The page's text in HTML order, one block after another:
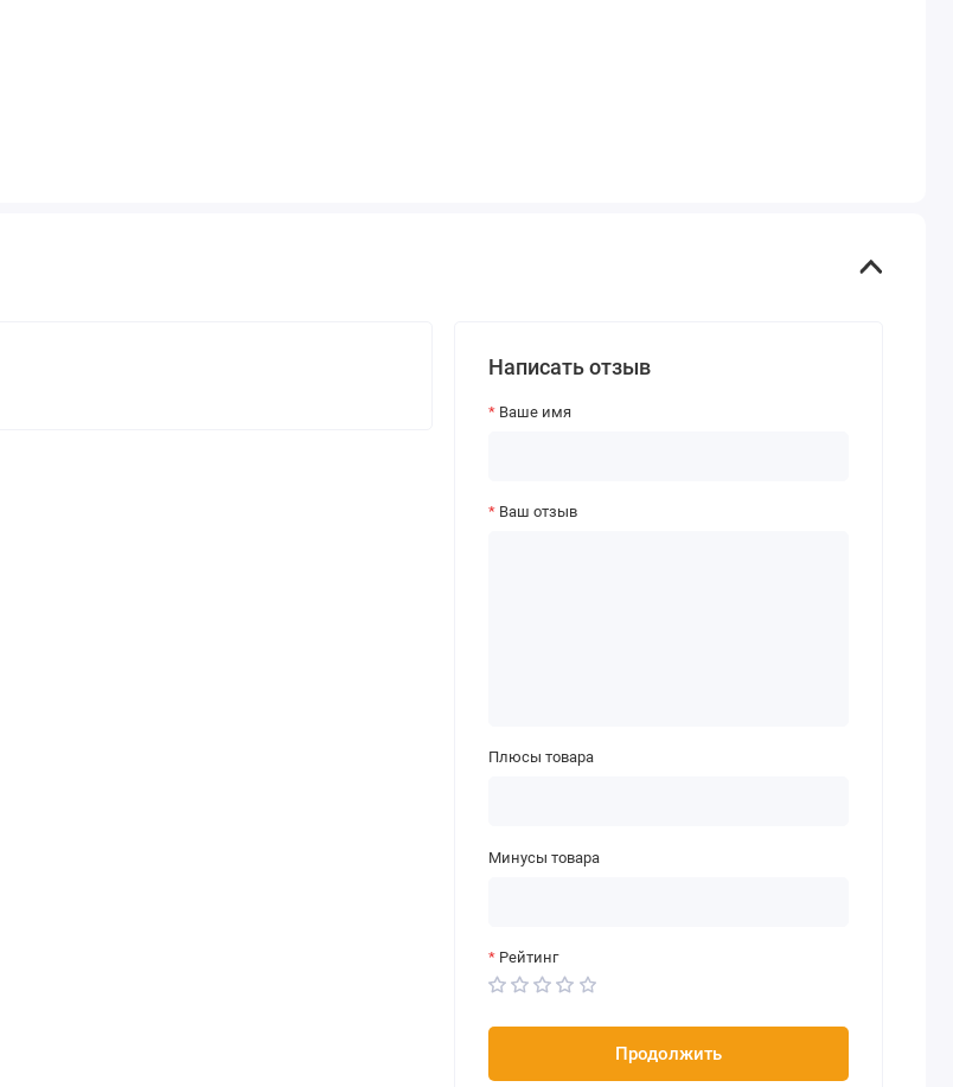
Написать отзыв
Ваше имя
Ваш отзыв
Плюсы товара
Минусы товара
Рейтинг
Продолжить